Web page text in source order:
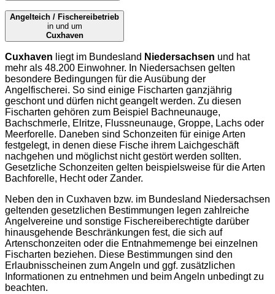
Angelteich / Fischereibetrieb
in und um
Cuxhaven
Cuxhaven liegt im Bundesland Niedersachsen und hat
mehr als 48.200 Einwohner. In Niedersachsen gelten
besondere Bedingungen für die Ausübung der
Angelfischerei. So sind einige Fischarten ganzjährig
geschont und dürfen nicht geangelt werden. Zu diesen
Fischarten gehören zum Beispiel Bachneunauge,
Bachschmerle, Elritze, Flussneunauge, Groppe, Lachs oder
Meerforelle. Daneben sind Schonzeiten für einige Arten
festgelegt, in denen diese Fische ihrem Laichgeschäft
nachgehen und möglichst nicht gestört werden sollten.
Gesetzliche Schonzeiten gelten beispielsweise für die Arten
Bachforelle, Hecht oder Zander.
Neben den in Cuxhaven bzw. im Bundesland Niedersachsen
geltenden gesetzlichen Bestimmungen legen zahlreiche
Angelvereine und sonstige Fischereiberechtigte darüber
hinausgehende Beschränkungen fest, die sich auf
Artenschonzeiten oder die Entnahmemenge bei einzelnen
Fischarten beziehen. Diese Bestimmungen sind den
Erlaubnisscheinen zum Angeln und ggf. zusätzlichen
Informationen zu entnehmen und beim Angeln unbedingt zu
beachten.